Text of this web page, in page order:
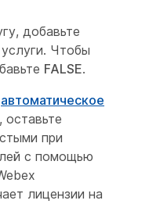
добавьте
Чтобы
FALSE.
автоматическое
, оставьте
при
с помощью
лицензии на